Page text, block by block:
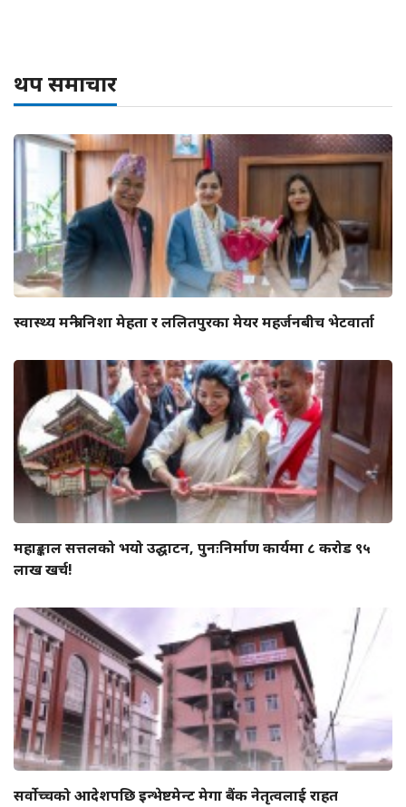
थप समाचार
स्वास्थ्य मन्त्री निशा मेहता र ललितपुरका मेयर महर्जनबीच भेटवार्ता
महाङ्काल सत्तलको भयो उद्घाटन, पुनःनिर्माण कार्यमा ८ करोड ९५
लाख खर्च!
सर्वोच्चको आदेशपछि इन्भेष्टमेन्ट मेगा बैंक नेतृत्वलाई राहत